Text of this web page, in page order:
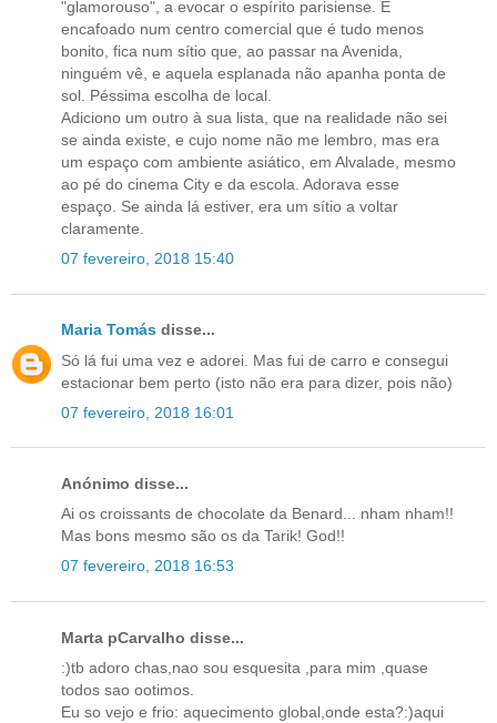
"glamorouso", a evocar o espírito parisiense. É
encafoado num centro comercial que é tudo menos
bonito, fica num sítio que, ao passar na Avenida,
ninguém vê, e aquela esplanada não apanha ponta de
sol. Péssima escolha de local.
Adiciono um outro à sua lista, que na realidade não sei
se ainda existe, e cujo nome não me lembro, mas era
um espaço com ambiente asiático, em Alvalade, mesmo
ao pé do cinema City e da escola. Adorava esse
espaço. Se ainda lá estiver, era um sítio a voltar
claramente.
07 fevereiro, 2018 15:40
Maria Tomás disse...
Só lá fui uma vez e adorei. Mas fui de carro e consegui
estacionar bem perto (isto não era para dizer, pois não)
07 fevereiro, 2018 16:01
Anónimo disse...
Ai os croissants de chocolate da Benard... nham nham!!
Mas bons mesmo são os da Tarik! God!!
07 fevereiro, 2018 16:53
Marta pCarvalho disse...
:)tb adoro chas,nao sou esquesita ,para mim ,quase
todos sao ootimos.
Eu so vejo e frio: aquecimento global,onde esta?:)aqui